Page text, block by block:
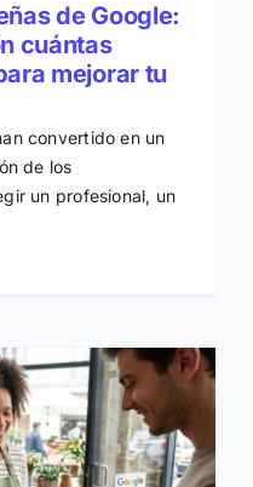
de Google:
cuántas
mejorar tu
convertido en un
de los
un profesional, un